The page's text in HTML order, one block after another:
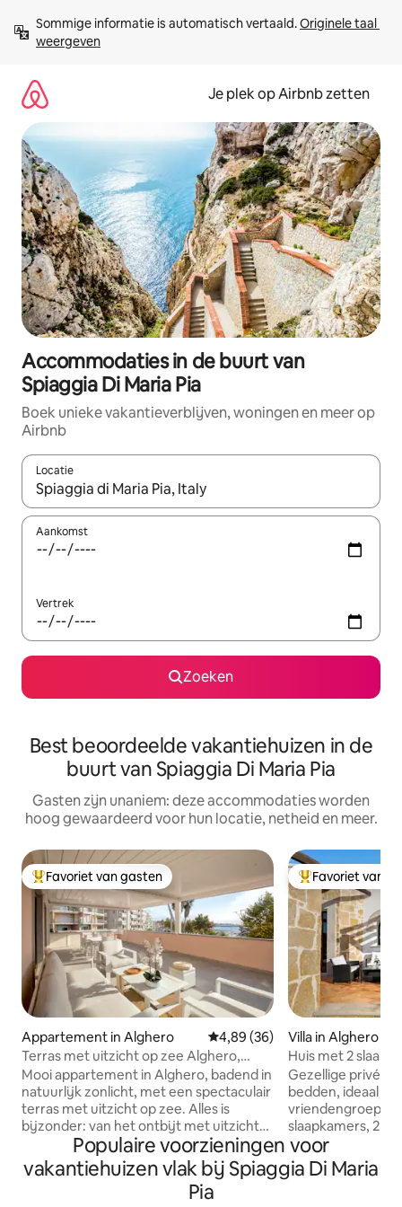
direct
naar
Sommige informatie is automatisch vertaald. Originele taal
weergeven
Je plek op Airbnb zetten
Accommodaties in de buurt van
Spiaggia Di Maria Pia
Boek unieke vakantieverblijven, woningen en meer op
Airbnb
Locatie
Wanneer er resultaten beschikbaar zijn, maak je een keuze
Aankomst
Vertrek
Zoeken
Best beoordeelde vakantiehuizen in de
buurt van Spiaggia Di Maria Pia
Gasten zijn unaniem: deze accommodaties worden
hoog gewaardeerd voor hun locatie, netheid en meer.
Topfavoriet van gasten
Favoriet van gasten
Appartement in Alghero Gemiddelde beoordeling van
4,89 (36)
Terras met uitzicht op zee Alghero,
ontspanning Wifi AC garage
Mooi appartement in Alghero, badend in
natuurlijk zonlicht, met een spectaculair
terras met uitzicht op zee. Alles is
bijzonder: van het ontbijt met uitzicht
op de horizon tot het aperitief bij
zonsondergang. De accommodatie
heeft grote moderne ruimtes,
airconditioning in elke kamer, snelle wifi,
Topfavoriet van
Favoriet van
Villa in Alghero
Huis met 2
zeezicht
Gezellige
bedden, ideaal
slaapkamers, 2
vanwaar je kunt
panoramisch
en Capo Caccia.
Populaire voorzieningen voor
vakantiehuizen vlak bij Spiaggia Di Maria
Pia